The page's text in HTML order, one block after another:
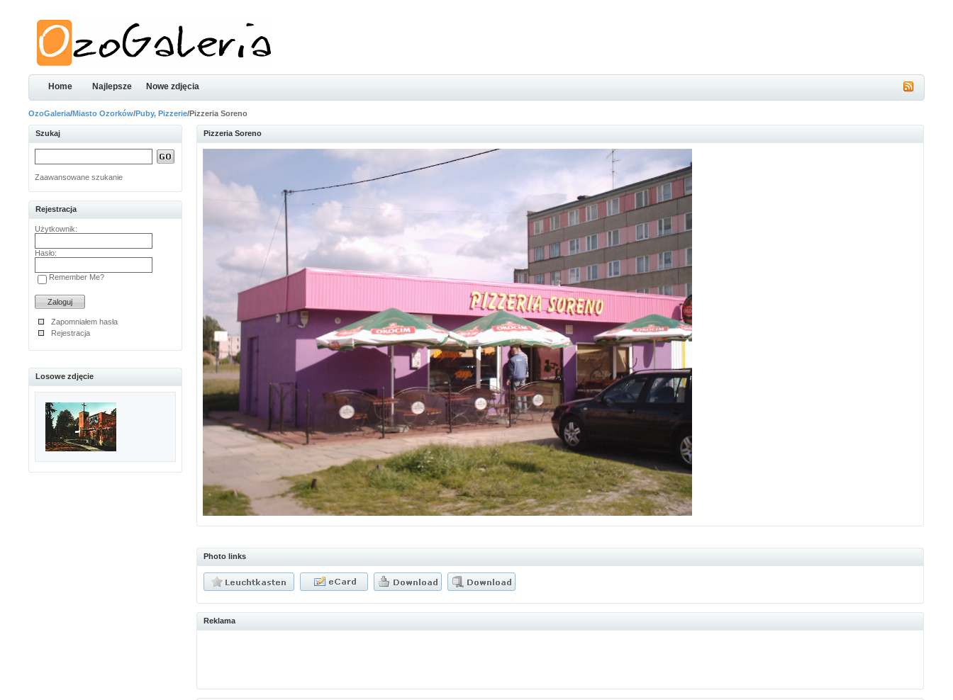
Home Najlepsze Nowe zdjęcia
OzoGaleria/Miasto Ozorków/Puby, Pizzerie/Pizzeria Soreno
Szukaj
Zaawansowane szukanie
Rejestracja
Użytkownik:
Hasło:
Remember Me?
Zapomniałem hasła
Rejestracja
Losowe zdjęcie
Pizzeria Soreno
Photo links
Reklama